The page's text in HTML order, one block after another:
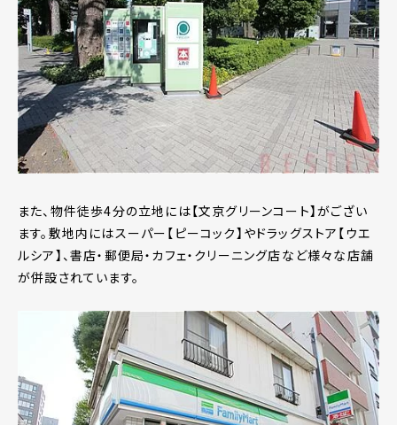
また、物件徒歩4分の立地には【文京グリーンコート】がござい
ます。敷地内にはスーパー【ピーコック】やドラッグストア【ウエ
ルシア】、書店・郵便局・カフェ・クリーニング店など様々な店舗
が併設されています。